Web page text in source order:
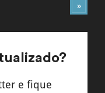
»
e fique